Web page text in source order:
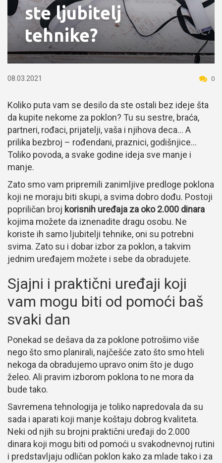
ste ljubitelj
tehnike?
08.03.2021 0
Koliko puta vam se desilo da ste ostali bez ideje šta
da kupite nekome za poklon? Tu su sestre, braća,
partneri, rođaci, prijatelji, vaša i njihova deca… A
prilika bezbroj – rođendani, praznici, godišnjice…
Toliko povoda, a svake godine ideja sve manje i
manje.
Zato smo vam pripremili zanimljive predloge poklona
koji ne moraju biti skupi, a svima dobro dođu. Postoji
popriličan broj korisnih uređaja za oko 2.000 dinara
kojima možete da iznenadite dragu osobu. Ne
koriste ih samo ljubitelji tehnike, oni su potrebni
svima. Zato su i dobar izbor za poklon, a takvim
jednim uređajem možete i sebe da obradujete.
Sjajni i praktični uređaji koji
vam mogu biti od pomoći baš
svaki dan
Ponekad se dešava da za poklone potrošimo više
nego što smo planirali, najčešće zato što smo hteli
nekoga da obradujemo upravo onim što je dugo
želeo. Ali pravim izborom poklona to ne mora da
bude tako.
Savremena tehnologija je toliko napredovala da su
sada i aparati koji manje koštaju dobrog kvaliteta.
Neki od njih su brojni praktični uređaji do 2.000
dinara koji mogu biti od pomoći u svakodnevnoj rutini
i predstavljaju odličan poklon kako za mlade tako i za